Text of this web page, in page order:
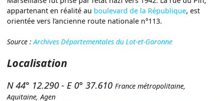
appartenant en réalité au boulevard de la République, est
orientée vers l’ancienne route nationale n°113.
Source :Archives Départementales du Lot-et-Garonne
Localisation
N 44° 12.290 -E 0° 37.610 France métropolitaine,
Aquitaine,Agen